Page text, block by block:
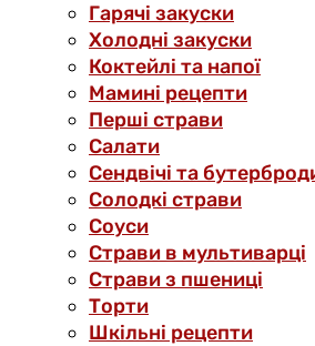
Гарячі закуски
Холодні закуски
Коктейлі та напої
Мамині рецепти
Перші страви
Салати
Сендвічі та
Солодкі страви
Соуси
Страви в мультиварці
Страви з пшениці
Торти
Шкільні рецепти